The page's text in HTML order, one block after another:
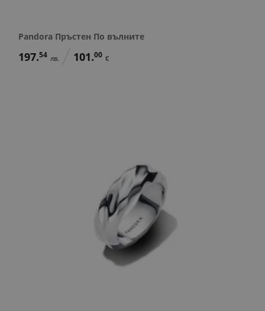
Pandora Пръстен По вълните
197.54 лв. 101.00 €